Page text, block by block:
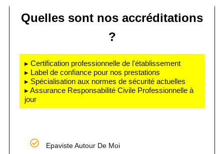
Quelles sont nos accréditations
?
▸ Certification professionnelle de l'établissement
▸ Label de confiance pour nos prestations
▸ Spécialisation aux normes de sécurité actuelles
▸ Assurance Responsabilité Civile Professionnelle à
jour
Epaviste Autour De Moi